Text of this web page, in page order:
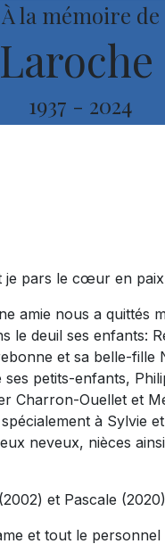
À la mémoire de
1937 - 2024
je pars le cœur en
amie nous a quittés
le deuil ses enfants:
et sa belle-fille
petits-enfants,
Charron-Ouellet et
à Sylvie
neveux, nièces
et Pascale
et tout le personnel